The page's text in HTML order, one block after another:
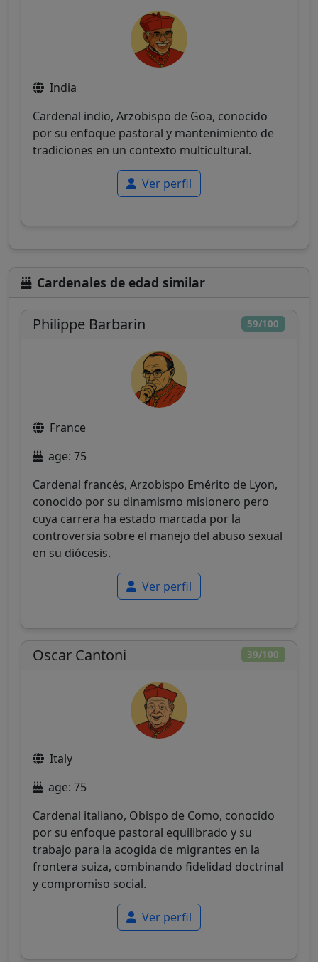
India
Cardenal indio, Arzobispo de Goa, conocido
por su enfoque pastoral y mantenimiento de
tradiciones en un contexto multicultural.
Ver perfil
Cardenales de edad similar
59/100
Philippe Barbarin
France
age: 75
Cardenal francés, Arzobispo Emérito de Lyon,
conocido por su dinamismo misionero pero
cuya carrera ha estado marcada por la
controversia sobre el manejo del abuso sexual
en su diócesis.
Ver perfil
39/100
Oscar Cantoni
Italy
age: 75
Cardenal italiano, Obispo de Como, conocido
por su enfoque pastoral equilibrado y su
trabajo para la acogida de migrantes en la
frontera suiza, combinando fidelidad doctrinal
y compromiso social.
Ver perfil